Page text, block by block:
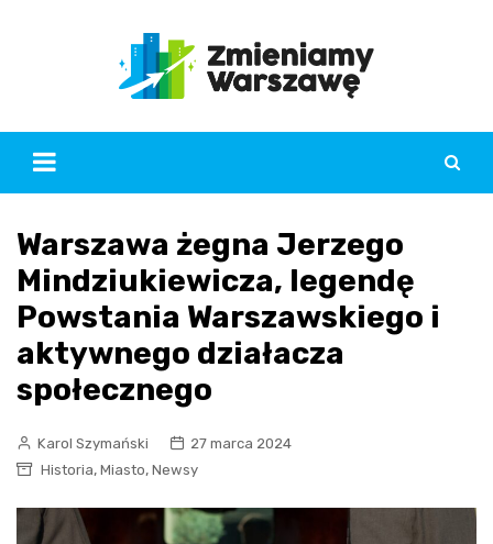
Warszawa żegna Jerzego
Mindziukiewicza, legendę
Powstania Warszawskiego i
aktywnego działacza
społecznego
Karol Szymański
27 marca 2024
Historia, Miasto, Newsy